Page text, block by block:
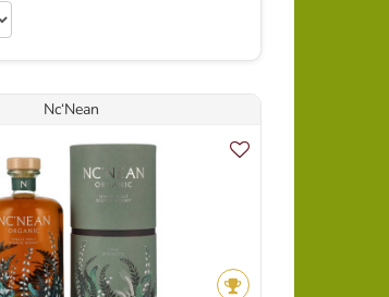
Nc‘Nean